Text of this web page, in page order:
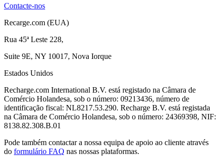
Contacte-nos
Recarge.com (EUA)
Rua 45ª Leste 228,
Suite 9E, NY 10017, Nova Iorque
Estados Unidos
Recharge.com International B.V. está registado na Câmara de
Comércio Holandesa, sob o número: 09213436, número de
identificação fiscal: NL8217.53.290. Recharge B.V. está registada
na Câmara de Comércio Holandesa, sob o número: 24369398, NIF:
8138.82.308.B.01
Pode também contactar a nossa equipa de apoio ao cliente através
do formulário FAQ nas nossas plataformas.